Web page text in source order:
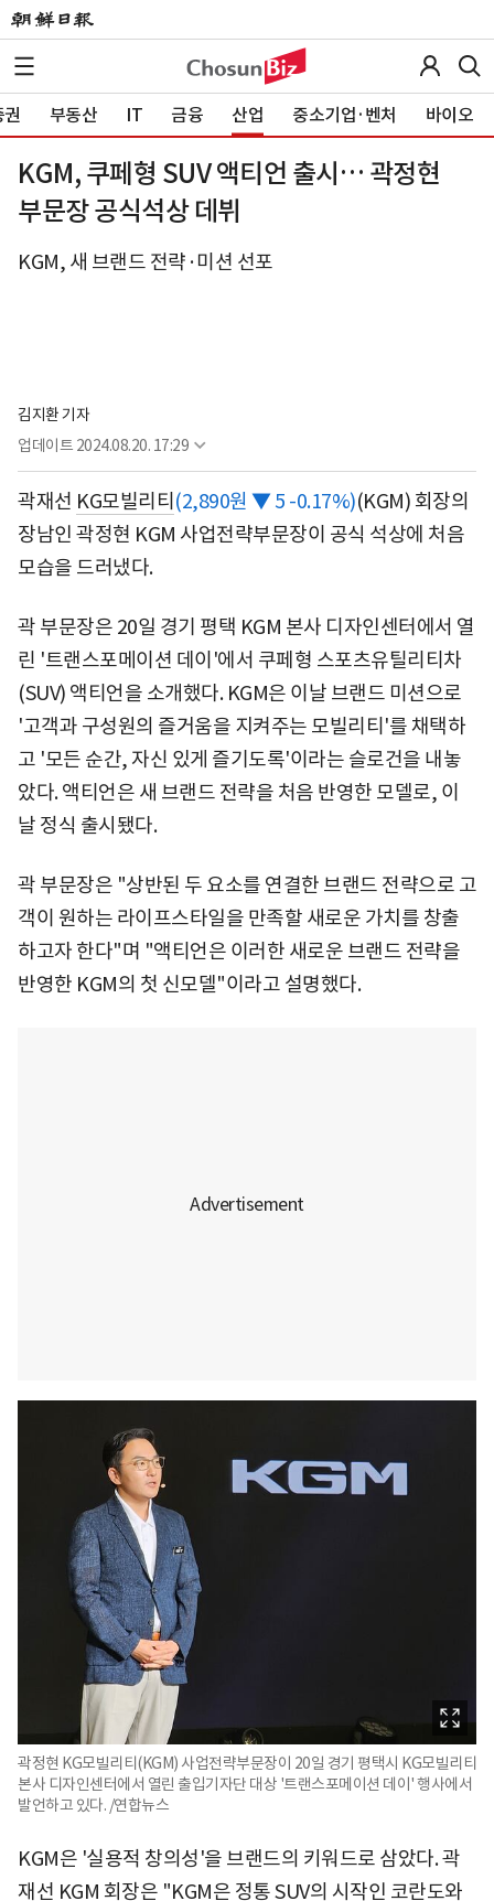
부동산 IT 금융 산업 중소기업·벤처 바이오
KGM, 쿠페형 SUV 액티언 출시… 곽정현
부문장 공식석상 데뷔
KGM, 새 브랜드 전략·미션 선포
김지환 기자
업데이트 2024.08.20. 17:29
곽재선 KG모빌리티 (2,890원 ▼ 5 -0.17%)(KGM) 회장의
장남인 곽정현 KGM 사업전략부문장이 공식 석상에 처음
모습을 드러냈다.
곽 부문장은 20일 경기 평택 KGM 본사 디자인센터에서 열
린 '트랜스포메이션 데이'에서 쿠페형 스포츠유틸리티차
(SUV) 액티언을 소개했다. KGM은 이날 브랜드 미션으로
'고객과 구성원의 즐거움을 지켜주는 모빌리티'를 채택하
고 '모든 순간, 자신 있게 즐기도록'이라는 슬로건을 내놓
았다. 액티언은 새 브랜드 전략을 처음 반영한 모델로, 이
날 정식 출시됐다.
곽 부문장은 "상반된 두 요소를 연결한 브랜드 전략으로 고
객이 원하는 라이프스타일을 만족할 새로운 가치를 창출
하고자 한다"며 "액티언은 이러한 새로운 브랜드 전략을
반영한 KGM의 첫 신모델"이라고 설명했다.
곽정현 KG모빌리티(KGM) 사업전략부문장이 20일 경기 평택시 KG모빌리티
본사 디자인센터에서 열린 출입기자단 대상 '트랜스포메이션 데이' 행사에서
발언하고 있다. /연합뉴스
KGM은 '실용적 창의성'을 브랜드의 키워드로 삼았다. 곽
재선 KGM 회장은 "KGM은 정통 SUV의 시작인 코란도와